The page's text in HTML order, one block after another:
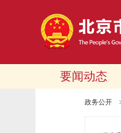
要闻动态
政务公开